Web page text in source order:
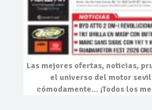
Las mejores ofertas, noticias,
el universo del motor
cómodamente… ¡Todos los